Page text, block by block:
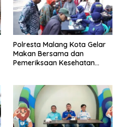
Polresta Malang Kota Gelar
Makan Bersama dan
Pemeriksaan Kesehatan